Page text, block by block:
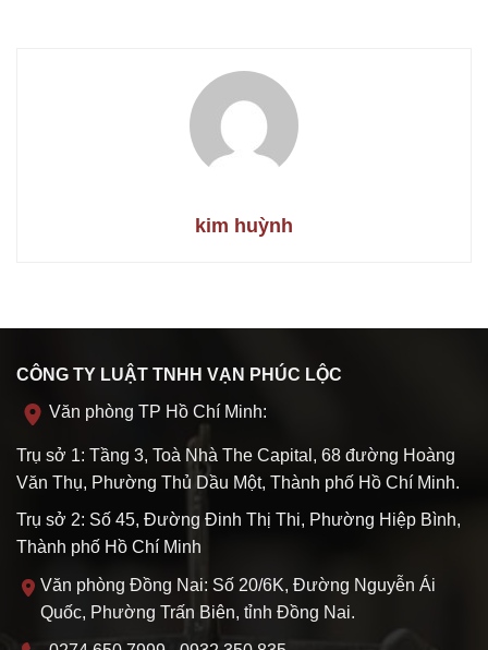
kim huỳnh
CÔNG TY LUẬT TNHH VẠN PHÚC LỘC
Văn phòng TP Hồ Chí Minh:
Trụ sở 1: Tầng 3, Toà Nhà The Capital, 68 đường Hoàng
Văn Thụ, Phường Thủ Dầu Một, Thành phố Hồ Chí Minh.
Trụ sở 2: Số 45, Đường Đinh Thị Thi, Phường Hiệp Bình,
Thành phố Hồ Chí Minh
Văn phòng Đồng Nai: Số 20/6K, Đường Nguyễn Ái
Quốc, Phường Trấn Biên, tỉnh Đồng Nai.